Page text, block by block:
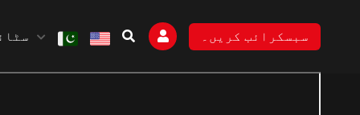
سبسکرائب کریں۔